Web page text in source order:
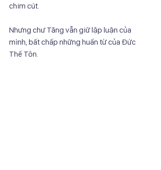
chim cút.
Nhưng chư Tăng vẫn giữ lập luận của
mình, bất chấp những huấn từ của Đức
Thế Tôn.